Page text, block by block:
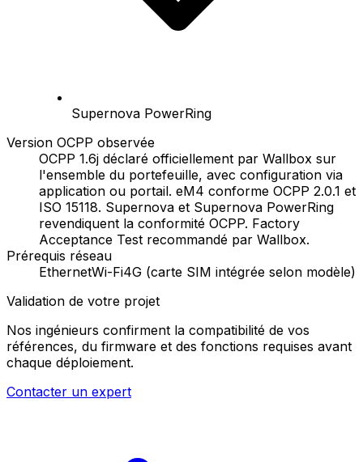
Supernova PowerRing
Version OCPP observée
OCPP 1.6j déclaré officiellement par Wallbox sur
l'ensemble du portefeuille, avec configuration via
application ou portail. eM4 conforme OCPP 2.0.1 et
ISO 15118. Supernova et Supernova PowerRing
revendiquent la conformité OCPP. Factory
Acceptance Test recommandé par Wallbox.
Prérequis réseau
EthernetWi-Fi4G (carte SIM intégrée selon modèle)
Validation de votre projet
Nos ingénieurs confirment la compatibilité de vos
références, du firmware et des fonctions requises avant
chaque déploiement.
Contacter un expert